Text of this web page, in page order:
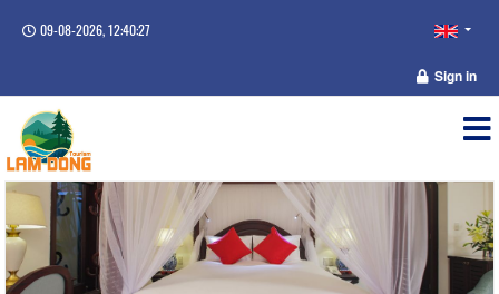
09-08-2026, 12:40:27
Sign in